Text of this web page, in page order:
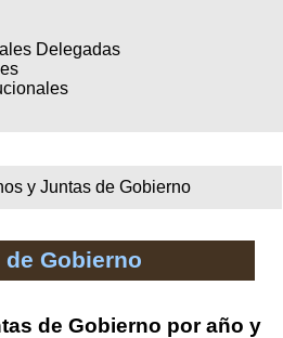
Delegadas
y Juntas de Gobierno
Gobierno
de Gobierno por año y